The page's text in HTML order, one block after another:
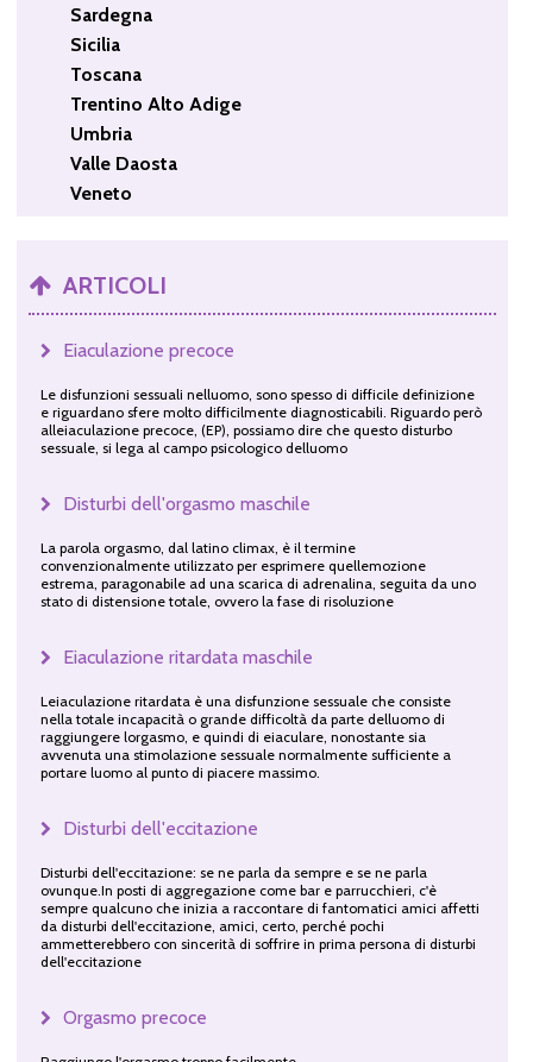
Sardegna
Sicilia
Toscana
Trentino Alto Adige
Umbria
Valle Daosta
Veneto
ARTICOLI
Eiaculazione precoce
Le disfunzioni sessuali nelluomo, sono spesso di difficile definizione
e riguardano sfere molto difficilmente diagnosticabili. Riguardo però
alleiaculazione precoce, (EP), possiamo dire che questo disturbo
sessuale, si lega al campo psicologico delluomo
Disturbi dell'orgasmo maschile
La parola orgasmo, dal latino climax, è il termine
convenzionalmente utilizzato per esprimere quellemozione
estrema, paragonabile ad una scarica di adrenalina, seguita da uno
stato di distensione totale, ovvero la fase di risoluzione
Eiaculazione ritardata maschile
Leiaculazione ritardata è una disfunzione sessuale che consiste
nella totale incapacità o grande difficoltà da parte delluomo di
raggiungere lorgasmo, e quindi di eiaculare, nonostante sia
avvenuta una stimolazione sessuale normalmente sufficiente a
portare luomo al punto di piacere massimo.
Disturbi dell'eccitazione
Disturbi dell'eccitazione: se ne parla da sempre e se ne parla
ovunque.In posti di aggregazione come bar e parrucchieri, c'è
sempre qualcuno che inizia a raccontare di fantomatici amici affetti
da disturbi dell'eccitazione, amici, certo, perché pochi
ammetterebbero con sincerità di soffrire in prima persona di disturbi
dell'eccitazione
Orgasmo precoce